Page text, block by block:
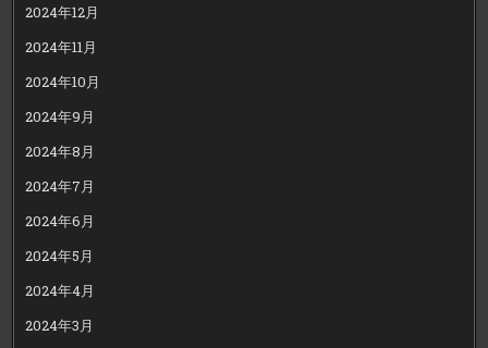
2024年12月
2024年11月
2024年10月
2024年9月
2024年8月
2024年7月
2024年6月
2024年5月
2024年4月
2024年3月